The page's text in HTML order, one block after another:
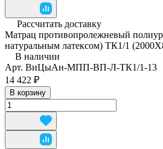
Рассчитать доставку
Матрац противопролежневый
натуральным латексом) ТК1/1
В наличии
Арт. ВиЦыАн-МПП-ВП-Л-ТК1/1-13
14 422 ₽
В корзину